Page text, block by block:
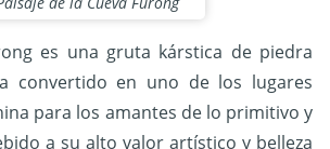
es una gruta kárstica de piedra
convertido en uno de los lugares
para los amantes de lo primitivo y
a su alto valor artístico y belleza